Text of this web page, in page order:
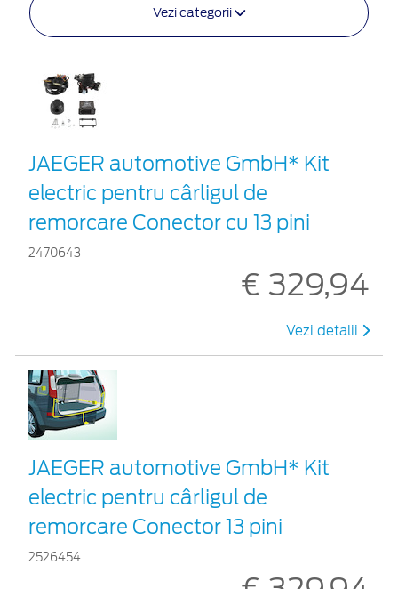
Vezi categorii
JAEGER automotive GmbH* Kit
electric pentru cârligul de
remorcare Conector cu 13 pini
2470643
€ 329,94
Vezi detalii
JAEGER automotive GmbH* Kit
electric pentru cârligul de
remorcare Conector 13 pini
2526454